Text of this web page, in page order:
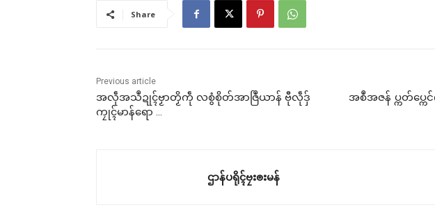
Share
Previous article
အလဵုအသဳဍုၚ်ဗၟာတၟိကဵု လစွံစိုတ်အာဇြဳယာန် ဗီုလဵုဒှ်
ကၠုၚ်မာန်ရော …
အစဳအဇန် ပ္ကတ်ပ္ကေ
ဌာန်ပရိုၚ်ဗၠးၜးမန်